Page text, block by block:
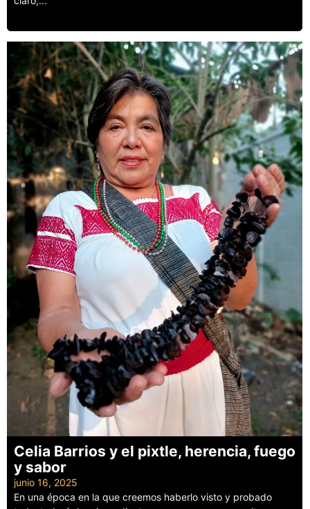
Celia Barrios y el pixtle, herencia, fuego
y sabor
junio 16, 2025
En una época en la que creemos haberlo visto y probado